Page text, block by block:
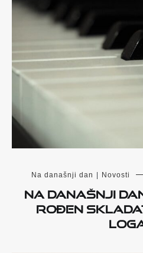
Na današnji dan Novosti
Na današnji
rođen